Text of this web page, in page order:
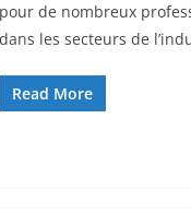
pour de nombreux
dans les secteurs de
Read More